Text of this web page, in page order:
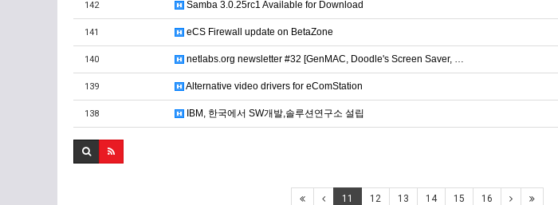
142 Samba 3.0.25rc1 Available for Download
141 eCS Firewall update on BetaZone
140 netlabs.org newsletter #32 [GenMAC, Doodle's Screen Saver, …
139 Alternative video drivers for eComStation
138 IBM, 한국에서 SW개발,솔루션연구소 설립
11 12 13 14 15 16